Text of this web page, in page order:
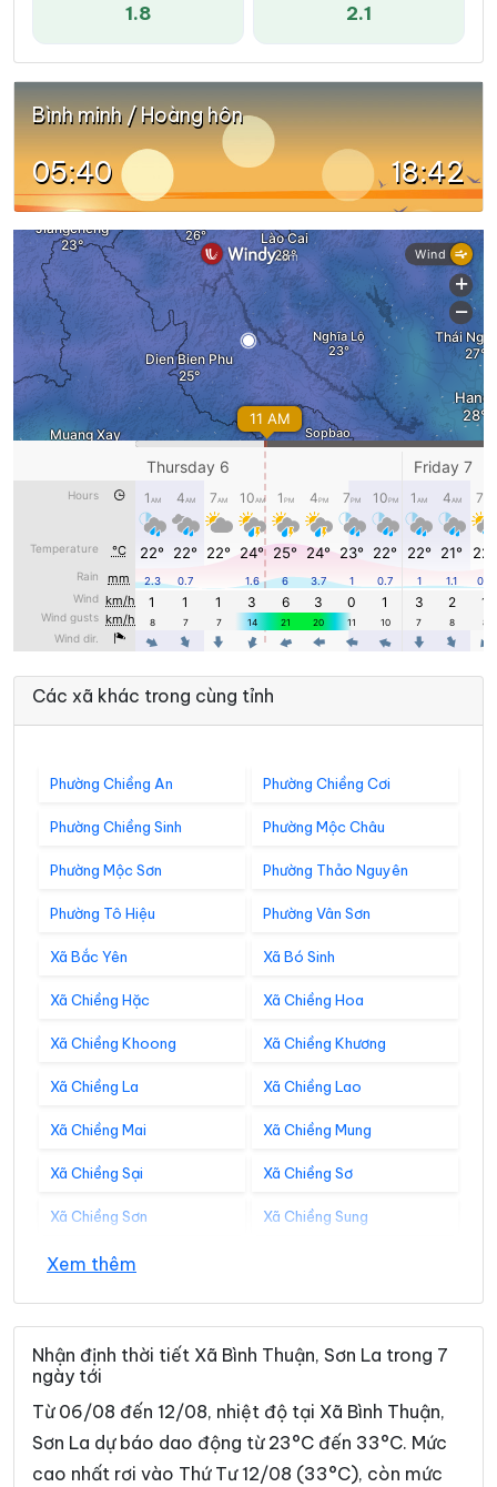
1.8 2.1
Bình minh / Hoàng hôn
05:40 18:42
Các xã khác trong cùng tỉnh
Phường Chiềng An Phường Chiềng Cơi
Phường Chiềng Sinh Phường Mộc Châu
Phường Mộc Sơn Phường Thảo Nguyên
Phường Tô Hiệu Phường Vân Sơn
Xã Bắc Yên Xã Bó Sinh
Xã Chiềng Hặc Xã Chiềng Hoa
Xã Chiềng Khoong Xã Chiềng Khương
Xã Chiềng La Xã Chiềng Lao
Xã Chiềng Mai Xã Chiềng Mung
Xã Chiềng Sại Xã Chiềng Sơ
Xã Chiềng Sơn Xã Chiềng Sung
Xã Co Mạ
Xã Gia Phù Xã Huổi Một
Xã Kim Bon Xã Long Hẹ
Xã Lóng Phiêng
Xã Mai Sơn Xã Muổi Nọi
Xã Mường Bám Xã Mường Bang
Xem thêm
Nhận định thời tiết Xã Bình Thuận, Sơn La trong 7
ngày tới
Từ 06/08 đến 12/08, nhiệt độ tại Xã Bình Thuận,
Sơn La dự báo dao động từ 23°C đến 33°C. Mức
cao nhất rơi vào Thứ Tư 12/08 (33°C), còn mức